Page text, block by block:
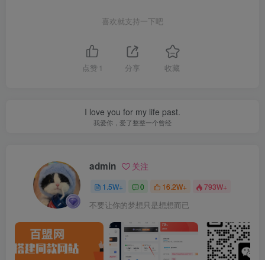
喜欢就支持一下吧
点赞 1 分享 收藏
I love you for my life past.
我爱你，爱了整整一个曾经
admin 关注
1.5W+ 0 16.2W+ 793W+
不要让你的梦想只是想想而已